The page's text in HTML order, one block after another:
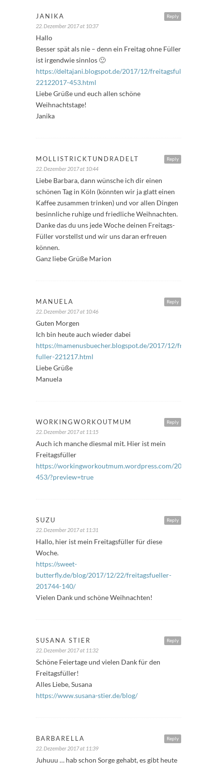
Reply
JANIKA
22. Dezember 2017 at 10:37
Hallo
Besser spät als nie – denn ein Freitag ohne Füller
ist irgendwie sinnlos 🙂
https://deltajani.blogspot.de/2017/12/freitagsfuller-
22122017-453.html
Liebe Grüße und euch allen schöne
Weihnachtstage!
Janika
Reply
MOLLISTRICKTUNDRADELT
22. Dezember 2017 at 10:44
Liebe Barbara, dann wünsche ich dir einen
schönen Tag in Köln (könnten wir ja glatt einen
Kaffee zusammen trinken) und vor allen Dingen
besinnliche ruhige und friedliche Weihnachten.
Danke das du uns jede Woche deinen Freitags-
Füller vorstellst und wir uns daran erfreuen
können.
Ganz liebe Grüße Marion
Reply
MANUELA
22. Dezember 2017 at 10:46
Guten Morgen
Ich bin heute auch wieder dabei
https://mamenusbuecher.blogspot.de/2017/12/freitags-
fuller-221217.html
Liebe Grüße
Manuela
Reply
WORKINGWORKOUTMUM
22. Dezember 2017 at 11:15
Auch ich manche diesmal mit. Hier ist mein
Freitagsfüller
https://workingworkoutmum.wordpress.com/2017/12/22/
453/?preview=true
Reply
SUZU
22. Dezember 2017 at 11:31
Hallo, hier ist mein Freitagsfüller für diese
Woche.
https://sweet-
butterfly.de/blog/2017/12/22/freitagsfueller-
201744-140/
Vielen Dank und schöne Weihnachten!
Reply
SUSANA STIER
22. Dezember 2017 at 11:32
Schöne Feiertage und vielen Dank für den
Freitagsfüller!
Alles Liebe, Susana
https://www.susana-stier.de/blog/
Reply
BARBARELLA
22. Dezember 2017 at 11:39
Juhuuu … hab schon Sorge gehabt, es gibt heute